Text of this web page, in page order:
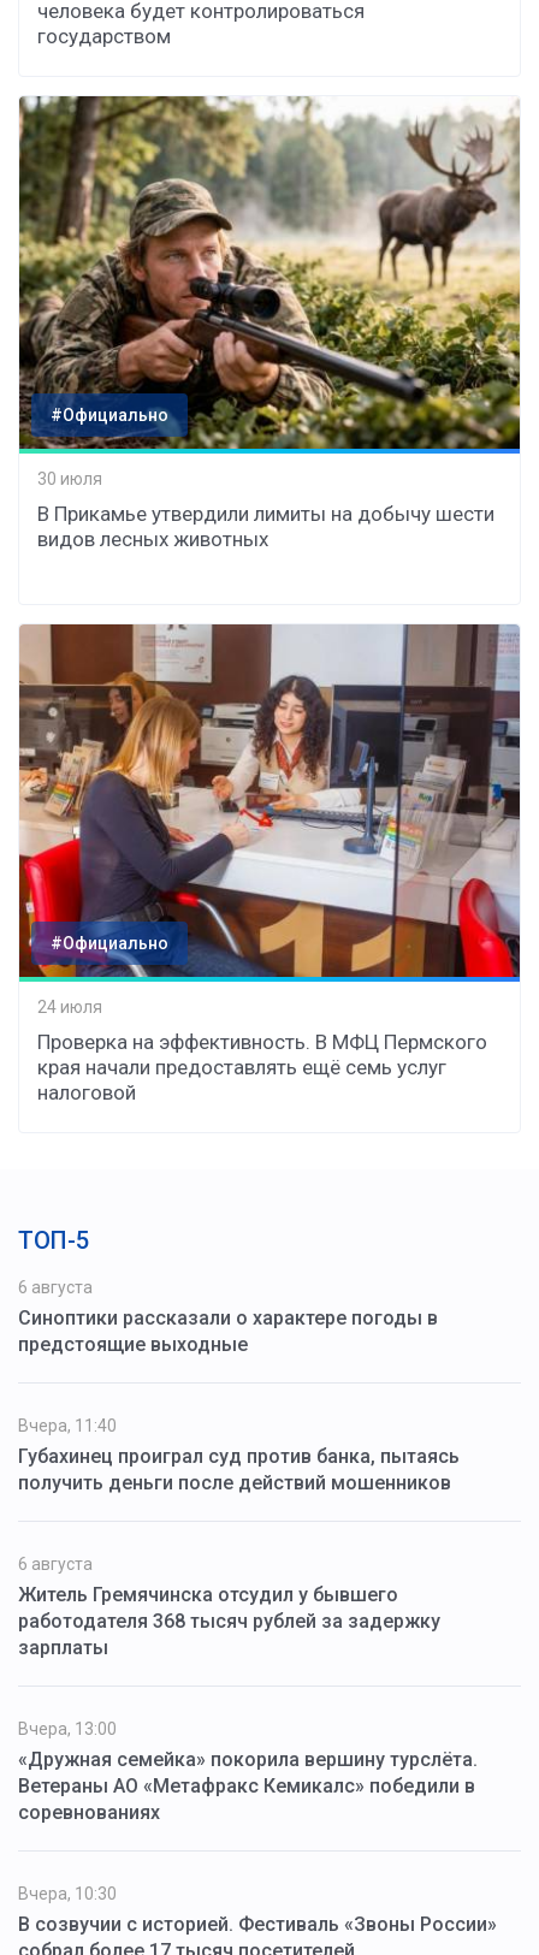
человека будет контролироваться
государством
#Официально
30 июля
В Прикамье утвердили лимиты на добычу шести
видов лесных животных
#Официально
24 июля
Проверка на эффективность. В МФЦ Пермского
края начали предоставлять ещё семь услуг
налоговой
ТОП-5
6 августа
Синоптики рассказали о характере погоды в
предстоящие выходные
Вчера, 11:40
Губахинец проиграл суд против банка, пытаясь
получить деньги после действий мошенников
6 августа
Житель Гремячинска отсудил у бывшего
работодателя 368 тысяч рублей за задержку
зарплаты
Вчера, 13:00
«Дружная семейка» покорила вершину турслёта.
Ветераны АО «Метафракс Кемикалс» победили в
соревнованиях
Вчера, 10:30
В созвучии с историей. Фестиваль «Звоны России»